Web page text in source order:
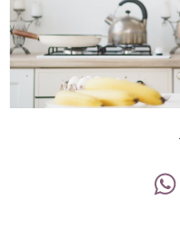
WhatsApp